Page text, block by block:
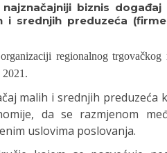
biznis
i srednjih preduzeća
regionalnog trgovačkog
2021.
malih i srednjih preduzeća
da se razmjenom
uslovima poslovanja.